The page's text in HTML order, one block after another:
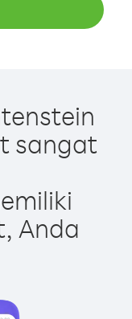
sangat
Anda